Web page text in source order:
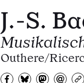
J.-S.
Outhere/
Partagez sur Facebook
Partager sur
Partager